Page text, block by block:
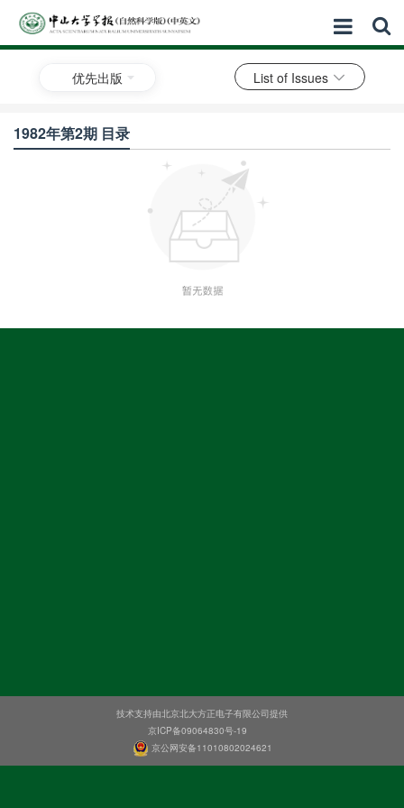
优先出版 List of Issues
1982年第2期 目录
技术支持由北京北大方正电子有限公司提供
京ICP备09064830号-19
京公网安备11010802024621